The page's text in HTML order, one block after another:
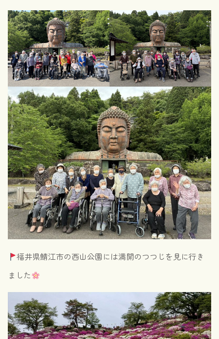
福井県鯖江市の西山公園には満開のつつじを見に行き
ました